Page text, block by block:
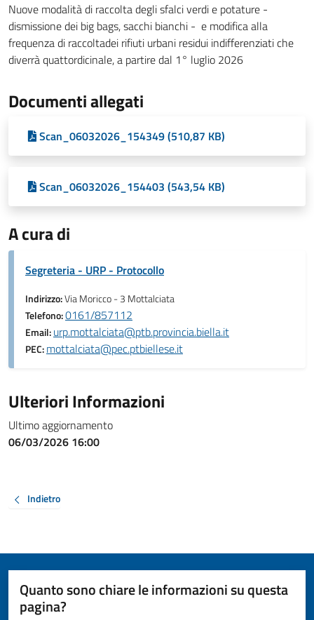
Nuove modalità di raccolta degli sfalci verdi e potature -
dismissione dei big bags, sacchi bianchi - e modifica alla
frequenza di raccoltadei rifiuti urbani residui indifferenziati che
diverrà quattordicinale, a partire dal 1° luglio 2026
Documenti allegati
Scan_06032026_154349 (510,87 KB)
Scan_06032026_154403 (543,54 KB)
A cura di
Segreteria - URP - Protocollo
Indirizzo:Via Moricco - 3 Mottalciata
Telefono:0161/857112
Email:urp.mottalciata@ptb.provincia.biella.it
PEC:mottalciata@pec.ptbiellese.it
Ulteriori Informazioni
Ultimo aggiornamento
06/03/2026 16:00
Indietro
Quanto sono chiare le informazioni su questa
pagina?